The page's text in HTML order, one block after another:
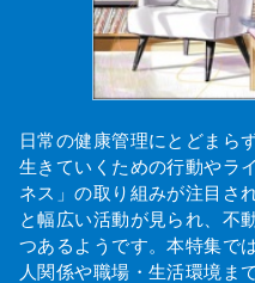
日常の健康管理にとどまら
生きていくための行動やラ
ネス」の取り組みが注目さ
と幅広い活動が見られ、不
つあるようです。本特集で
人関係や職場・生活環境ま